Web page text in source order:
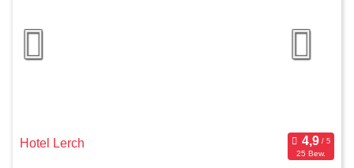
Hotel Lerch
25 Bew.